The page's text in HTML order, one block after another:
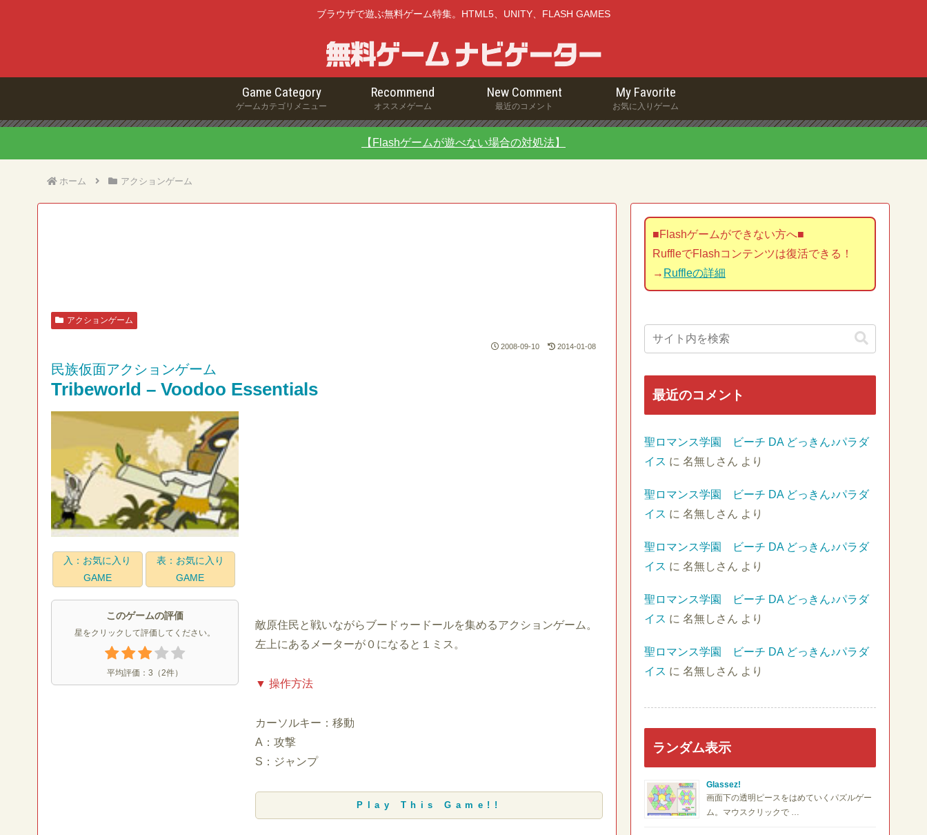
ブラウザで遊ぶ無料ゲーム特集。HTML5、UNITY、FLASH GAMES
Game Category
ゲームカテゴリメニュー
Recommend
オススメゲーム
New Comment
最近のコメント
My Favorite
お気に入りゲーム
【Flashゲームが遊べない場合の対処法】
ホーム アクションゲーム
アクションゲーム
2008-09-10 2014-01-08
民族仮面アクションゲーム
Tribeworld – Voodoo Essentials
入：お気に入り
GAME
表：お気に入り
GAME
このゲームの評価
星をクリックして評価してください。
平均評価： 3 （2件）
敵原住民と戦いながらブードゥードールを集めるアクションゲーム。
左上にあるメーターが０になると１ミス。
▼ 操作方法
カーソルキー：移動
A：攻撃
S：ジャンプ
Play This Game!!
■Flashゲームができない方へ■
RuffleでFlashコンテンツは復活できる！
→ Ruffleの詳細
最近のコメント
聖ロマンス学園 ビーチ DA どっきん♪パラダ
イス に 名無しさん より
聖ロマンス学園 ビーチ DA どっきん♪パラダ
イス に 名無しさん より
聖ロマンス学園 ビーチ DA どっきん♪パラダ
イス に 名無しさん より
聖ロマンス学園 ビーチ DA どっきん♪パラダ
イス に 名無しさん より
聖ロマンス学園 ビーチ DA どっきん♪パラダ
イス に 名無しさん より
ランダム表示
Glassez!
画面下の透明ピースをはめていくパズルゲー
ム。マウスクリックで …